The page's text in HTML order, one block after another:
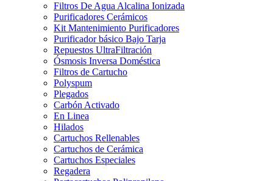
Filtros De Agua Alcalina Ionizada
Purificadores Cerámicos
Kit Mantenimiento Purificadores
Purificador básico Bajo Tarja
Repuestos UltraFiltración
Ósmosis Inversa Doméstica
Filtros de Cartucho
Polyspum
Plegados
Carbón Activado
En Linea
Hilados
Cartuchos Rellenables
Cartuchos de Cerámica
Cartuchos Especiales
Regadera